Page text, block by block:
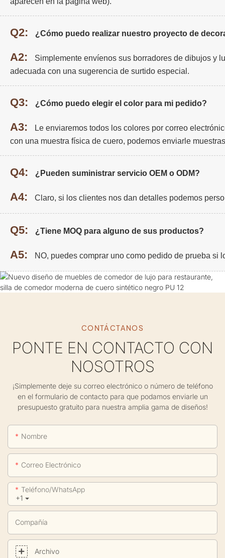
Q2: ¿Cómo puedo realizar nuestro proyecto de
A2:
Simplemente envíenos sus borradores de dibujos y
adecuada con una sugerencia de surtido especial.
Q3: ¿Cómo puedo elegir el color para mi pedido?
A3:
Le enviaremos todos los colores por correo
con una muestra física de cuero, podemos enviarle
Q4: ¿Pueden suministrar servicio OEM o ODM?
A4: Claro, si los clientes nos dan detalles podemos
Q5: ¿Tiene MOQ para alguno de sus productos?
A5: NO, puedes comprar uno como pedido de prueba si
CONTÁCTANOS
PONTE EN CONTACTO CON
NOSOTROS
¡Simplemente deje su correo electrónico o número de teléfono
en el formulario de contacto para que podamos enviarle un
presupuesto gratuito para nuestra amplia gama de diseños!
Nombre
Correo Electrónico
+1
Teléfono/WhatsApp
Compañía
Archivo